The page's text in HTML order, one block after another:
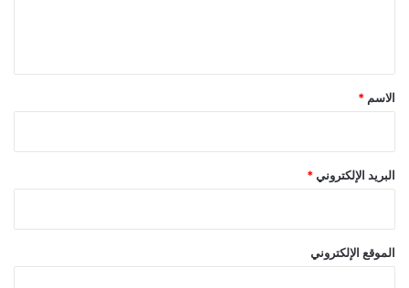
*
الاسم *
البريد الإلكتروني *
الموقع الإلكتروني